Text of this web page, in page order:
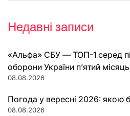
Недавні записи
«Альфа» СБУ — ТОП-1 серед
оборони України п’ятий
08.08.2026
Погода у вересні 2026: якою
08.08.2026